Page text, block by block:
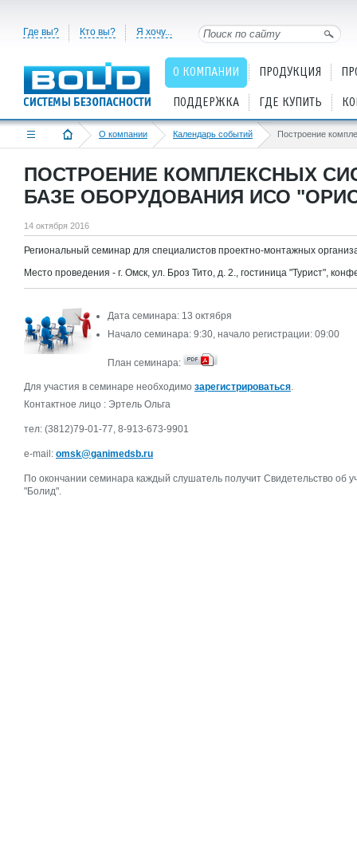
Где вы? Кто вы? Я хочу...
О КОМПАНИИ ПРОДУКЦИЯ
ПОДДЕРЖКА ГДЕ КУПИТЬ
О компании Календарь событий
ПОСТРОЕНИЕ КОМПЛЕКСНЫХ
БАЗЕ ОБОРУДОВАНИЯ ИСО
14 октября 2016
Региональный семинар для специалистов проектно-монтажных
Место проведения - г. Омск, ул. Броз Тито, д. 2., гостиница "Турист",
Дата семинара: 13 октября
Начало семинара: 9:30, начало регистрации: 09:00
План семинара:
Для участия в семинаре необходимо зарегистрироваться.
Контактное лицо : Эртель Ольга
тел: (3812)79-01-77, 8-913-673-9901
e-mail: omsk@ganimedsb.ru
По окончании семинара каждый слушатель получит Свидетельство
"Болид".